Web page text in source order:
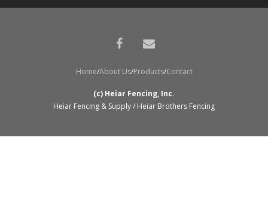
Home About Us Products Contact
(c) Heiar Fencing, Inc.
Heiar Fencing & Supply / Heiar Brothers Fencing